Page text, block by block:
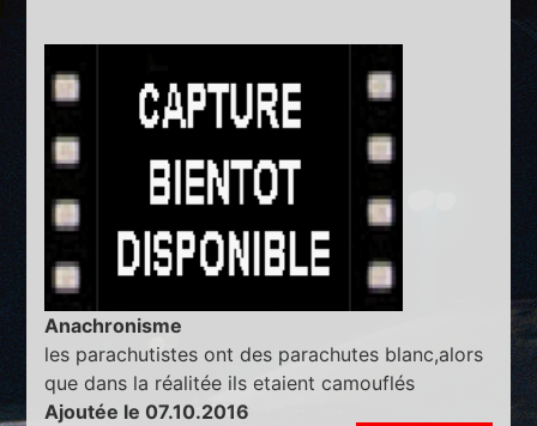
Anachronisme
les parachutistes ont des parachutes blanc,alors
que dans la réalitée ils etaient camouflés
Ajoutée le 07.10.2016